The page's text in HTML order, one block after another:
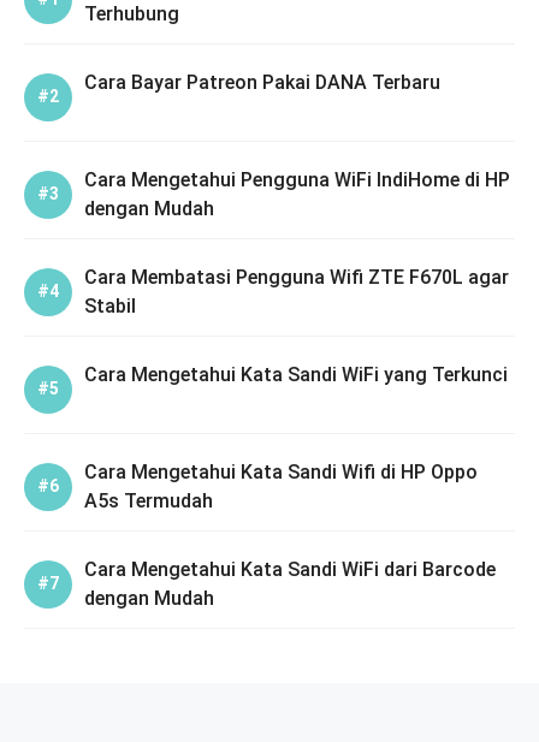
Terhubung
Cara Bayar Patreon Pakai DANA Terbaru
Cara Mengetahui Pengguna WiFi IndiHome di HP
dengan Mudah
Cara Membatasi Pengguna Wifi ZTE F670L agar
Stabil
Cara Mengetahui Kata Sandi WiFi yang Terkunci
Cara Mengetahui Kata Sandi Wifi di HP Oppo
A5s Termudah
Cara Mengetahui Kata Sandi WiFi dari Barcode
dengan Mudah